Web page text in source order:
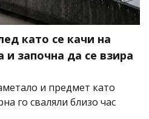
като се качи на
започна да се взира
и предмет като
го сваляли близо час